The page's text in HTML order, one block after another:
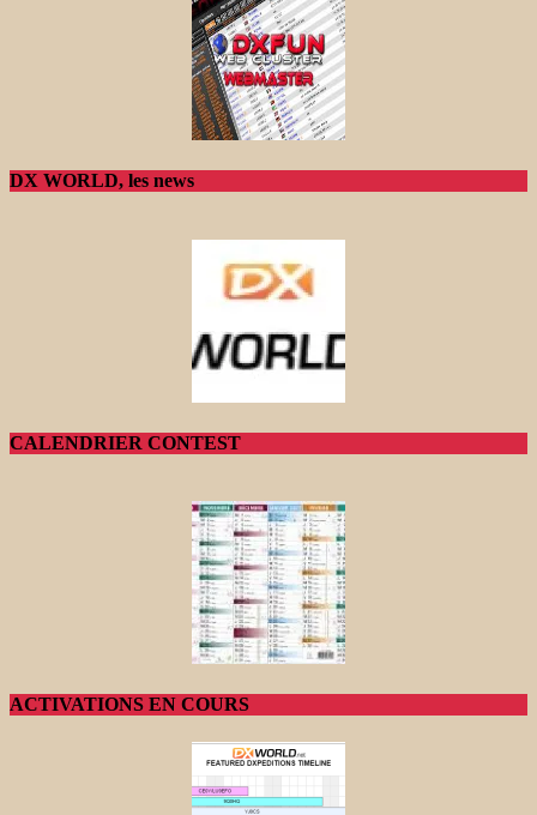
DX WORLD, les news
CALENDRIER CONTEST
ACTIVATIONS EN COURS